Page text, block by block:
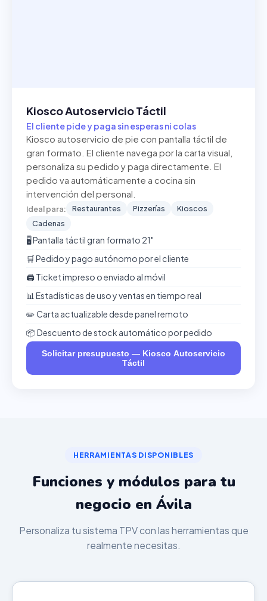
Kiosco Autoservicio Táctil
El cliente pide y paga sin esperas ni colas
Kiosco autoservicio de pie con pantalla táctil de
gran formato. El cliente navega por la carta visual,
personaliza su pedido y paga directamente. El
pedido va automáticamente a cocina sin
intervención del personal.
Ideal para: Restaurantes Pizzerías
Kioscos
Cadenas
🖥️ Pantalla táctil gran formato 21"
🛒 Pedido y pago autónomo por el cliente
🖨️ Ticket impreso o enviado al móvil
📊 Estadísticas de uso y ventas en tiempo real
✏️ Carta actualizable desde panel remoto
📦 Descuento de stock automático por pedido
Solicitar presupuesto — Kiosco Autoservicio
Táctil
HERRAMIENTAS DISPONIBLES
Funciones y módulos para tu
negocio en Ávila
Personaliza tu sistema TPV con las herramientas que
realmente necesitas.